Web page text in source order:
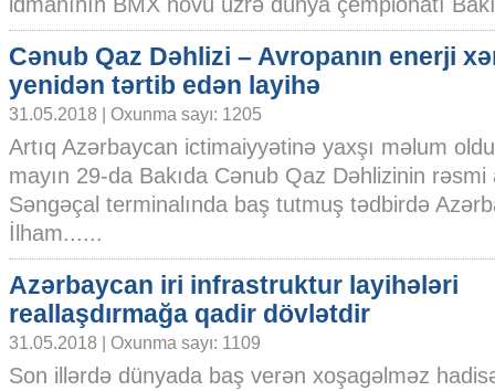
Cənub Qaz Dəhlizi – Avropanın enerji
yenidən tərtib edən layihə
31.05.2018 | Oxunma sayı: 1205
Artıq Azərbaycan ictimaiyyətinə yaxşı məlum
mayın 29-da Bakıda Cənub Qaz Dəhlizinin rəsmi
Səngəçal terminalında baş tutmuş tədbirdə
İlham......
Azərbaycan iri infrastruktur layihələri
reallaşdırmağa qadir dövlətdir
31.05.2018 | Oxunma sayı: 1109
Son illərdə dünyada baş verən xoşagəlməz